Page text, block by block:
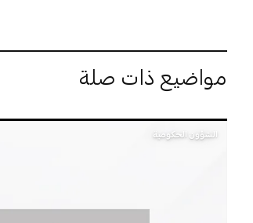
مواضيع ذات صلة
الشؤون الحكومية